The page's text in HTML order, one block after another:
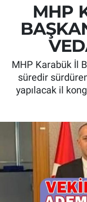
MHP
MHP Karabük İl
süredir
yapılacak il